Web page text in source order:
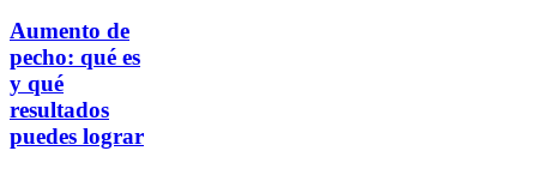
Aumento
de
pecho:
qué
es
y
Aumento de
pecho: qué es
y qué
resultados
puedes lograr